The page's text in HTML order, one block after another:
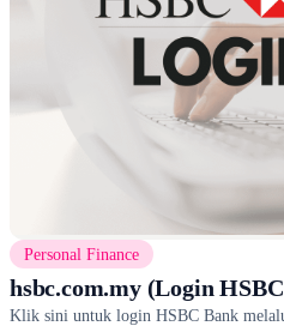
Personal Finance
hsbc.com.my (Login
Klik sini untuk login HSBC Bank